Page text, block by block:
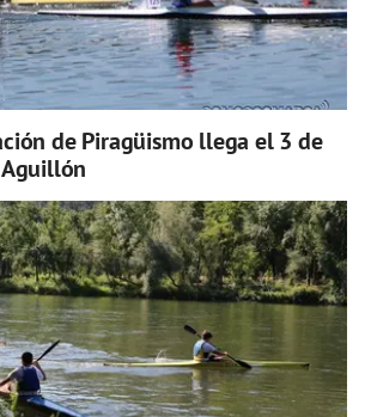
de Piragüismo llega el 3 de